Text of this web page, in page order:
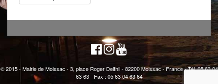
© 2015 - Mairie de Moissac - 3, place Roger Delthil - 82200 Moissac - France - Tél. 05 63 04
63 63 - Fax : 05 63 04 63 64